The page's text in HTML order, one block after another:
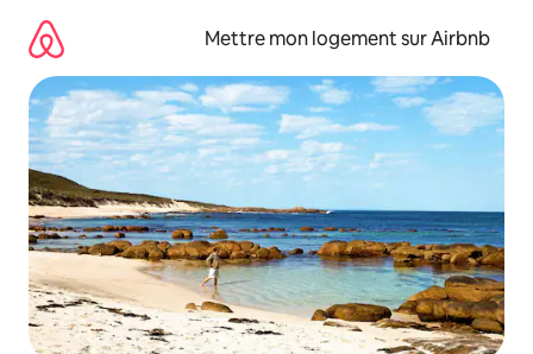
directement
contenu
Mettre mon logement sur Airbnb